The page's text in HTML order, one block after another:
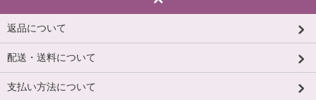
返品について
配送・送料について
支払い方法について